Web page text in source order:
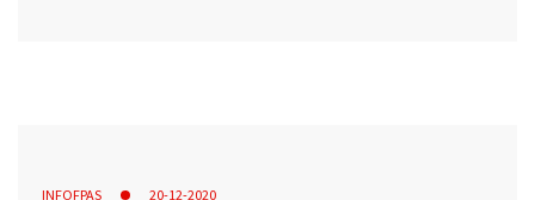
INFOFPAS 20-12-2020